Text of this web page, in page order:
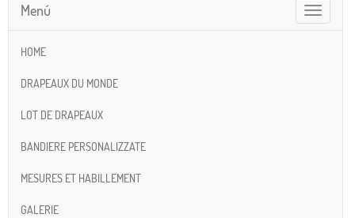
Toggle
navigation
Menú
HOME
DRAPEAUX DU MONDE
LOT DE DRAPEAUX
BANDIERE PERSONALIZZATE
MESURES ET HABILLEMENT
GALERIE